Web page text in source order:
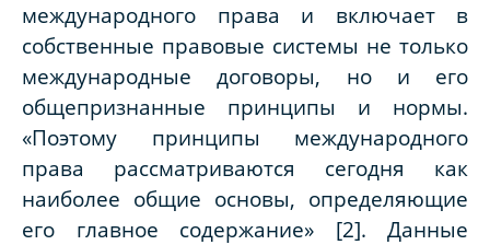
международного права и включает в
собственные правовые системы не только
международные договоры, но и его
общепризнанные принципы и нормы.
«Поэтому принципы международного
права рассматриваются сегодня как
наиболее общие основы, определяющие
его главное содержание» [2]. Данные